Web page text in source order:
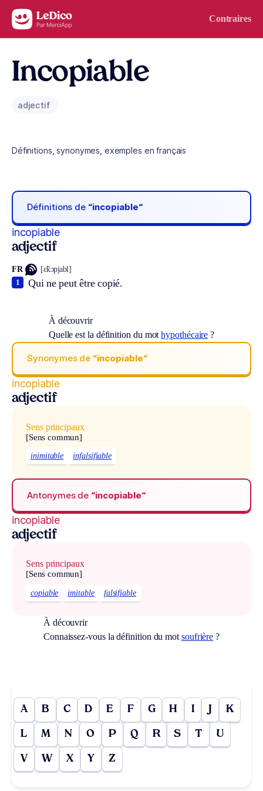
Aller au contenu Contraires
Incopiable
adjectif
Définitions, synonymes, exemples en français
Définitions de “incopiable“
incopiable
adjectif
FR [ɛ̃kɔpjabl]
Qui ne peut être copié.
1
À découvrir
Quelle est la définition du mothypothécaire ?
Synonymes de “incopiable“
incopiable
adjectif
Sens principaux
[Sens commun]
inimitable infalsifiable
Antonymes de “incopiable“
incopiable
adjectif
Sens principaux
[Sens commun]
copiable imitable falsifiable
À découvrir
Connaissez-vous la définition du mot soufrière ?
A B C D E F G H I J K
L M N O P Q R S T U
V W X Y Z